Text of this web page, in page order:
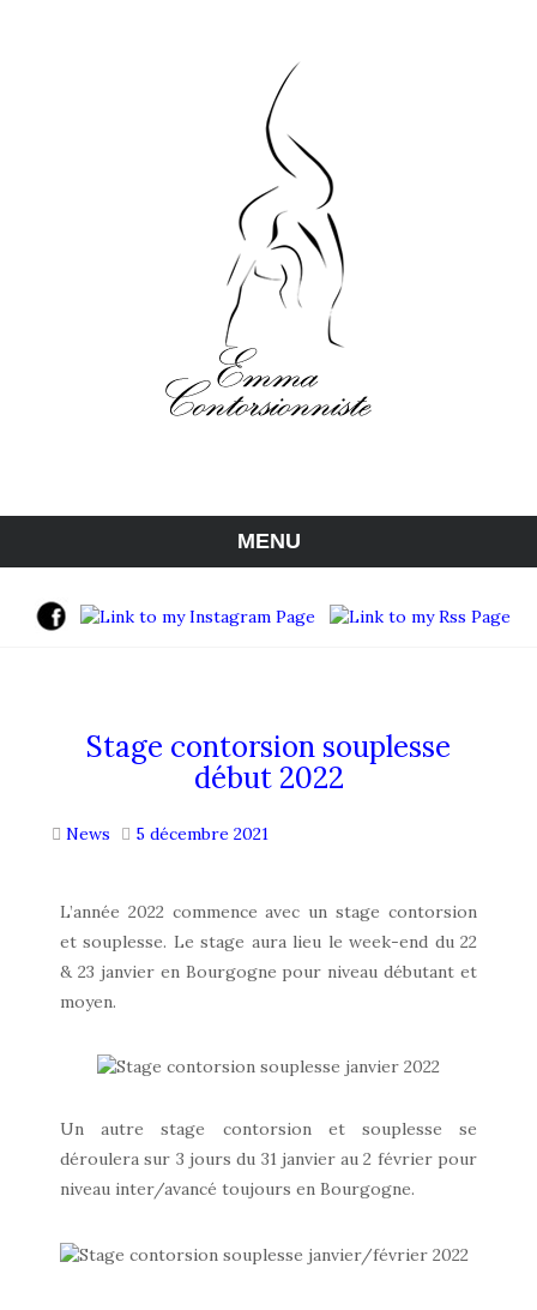
MENU
Stage contorsion souplesse
début 2022
News 5 décembre 2021
L’année 2022 commence avec un stage contorsion
et souplesse. Le stage aura lieu le week-end du 22
& 23 janvier en Bourgogne pour niveau débutant et
moyen.
Un autre stage contorsion et souplesse se
déroulera sur 3 jours du 31 janvier au 2 février pour
niveau inter/avancé toujours en Bourgogne.